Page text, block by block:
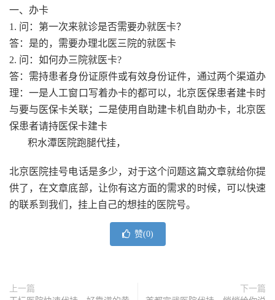
一、办卡
1. 问：第一次来就诊是否需要办就医卡？
答：是的，需要办理北医三院的就医卡
2. 问：如何办三院就医卡?
答：需持患者身份证原件或有效身份证件，通过两个渠道办
理：一是人工窗口写着办卡的都可以，北京医保患者建卡时
与要与医保卡关联；二是使用自助建卡机自助办卡，北京医
保患者请持医保卡建卡
积水潭医院跑腿代挂，
北京医院挂号电话是多少，对于这个问题这篇文章就给你提
供了，在文章底部，让你有这方面的需求的时候，可以快速
的联系到我们，挂上自己的想挂的医院号。
赞(0)
上一篇
下一篇